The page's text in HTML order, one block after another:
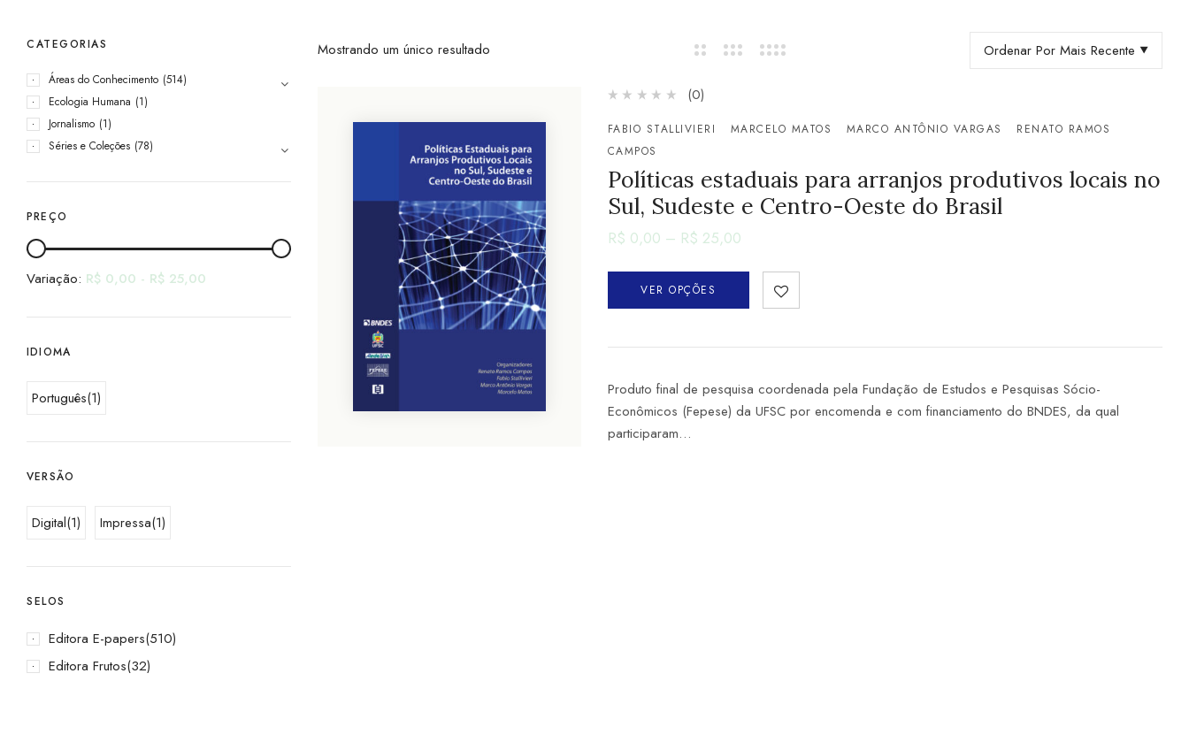
CATEGORIAS
Áreas do Conhecimento (514)
Ecologia Humana (1)
Jornalismo (1)
Séries e Coleções (78)
PREÇO
Variação: R$ 0,00 - R$ 25,00
IDIOMA
Português(1)
VERSÃO
Digital(1) Impressa(1)
SELOS
Editora E-papers(510)
Editora Frutos(32)
Mostrando um único resultado Ordenar Por Mais Recente
(0)
FABIO STALLIVIERI MARCELO MATOS MARCO ANTÔNIO VARGAS
RENATO RAMOS
CAMPOS
Políticas estaduais para arranjos produtivos locais no
Sul, Sudeste e Centro-Oeste do Brasil
R$ 0,00 – R$ 25,00
VER OPÇÕES
Produto final de pesquisa coordenada pela Fundação de Estudos e Pesquisas Sócio-
Econômicos (Fepese) da UFSC por encomenda e com financiamento do BNDES, da qual
participaram…